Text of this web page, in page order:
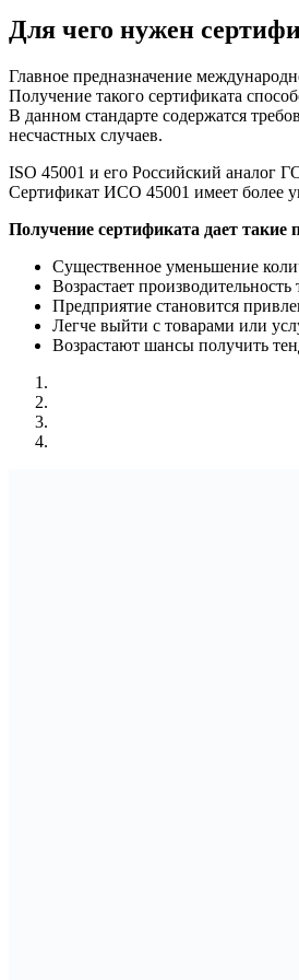
Для чего нужен
Главное предназначение
Получение такого сертификата
В данном стандарте содержатся
несчастных случаев.
ISO 45001 и его Российский аналог
Сертификат ИСО 45001 имеет более
Получение сертификата дает такие
Существенное уменьшение
Возрастает производительность
Предприятие становится
Легче выйти с товарами или
Возрастают шансы получить